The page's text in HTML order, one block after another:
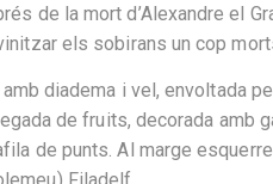
de la mort d’Alexandre el
els sobirans un cop
diadema i vel, envoltada
de fruits, decorada amb
de punts. Al marge